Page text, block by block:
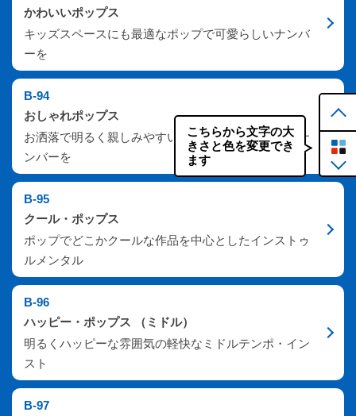
かわいいポップス
キッズスペースにも最適なポップで可愛らしいナンバ
ーを
B-94
おしゃれポップス
お洒落で明るく親しみやすいインストゥルメンタルナ
ンバーを
B-95
クール・ポップス
ポップでどこかクールな作品を中心としたインストゥ
ルメンタル
B-96
ハッピー・ポップス （ミドル）
明るくハッピーな雰囲気の軽快なミドルテンポ・イン
スト
B-97
こちらから文字の大
きさと色を変更でき
ます